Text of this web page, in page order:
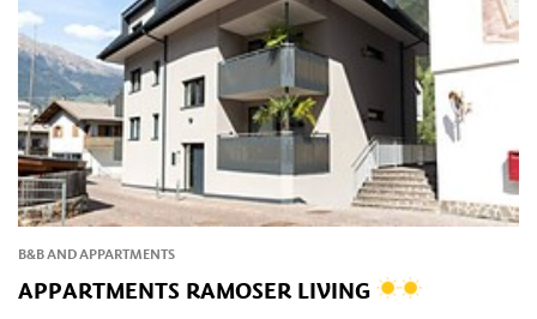
B&B AND APPARTMENTS
APPARTMENTS RAMOSER LIVING